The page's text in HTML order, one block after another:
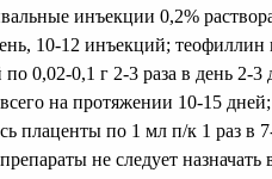
инъекции 0,2%
10-12 инъекций; теофиллин
0,02-0,1 г 2-3 раза в день 2-3
на протяжении 10-15
плаценты по 1 мл п/к 1 раз в
не следует назначать